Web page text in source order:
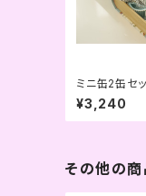
ミニ缶2缶セ
ントグリーン
¥3,240
その他の商